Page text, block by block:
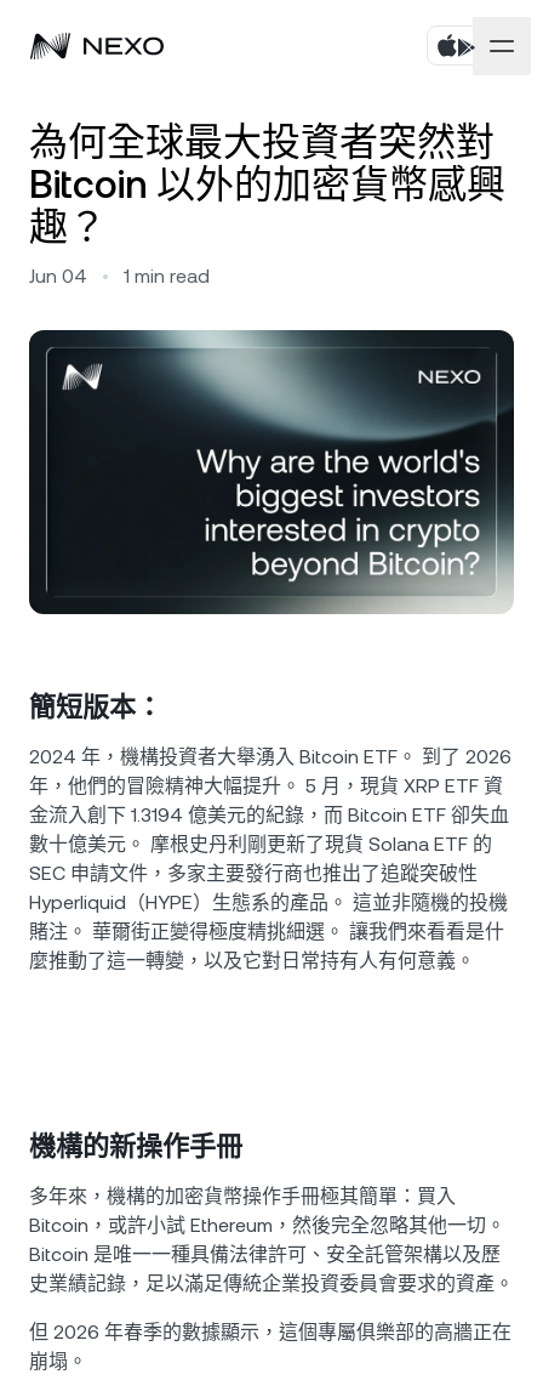
購買資產
彈性儲蓄
Dual Investment
合約
私人客戶
會員計劃
商務
White Label
過去 24 小時市場上漲 1.14%
0.81%
ETH 0.34%
NEXO 0.20%
Tether USDT 0.01%
Polkadot DOT 2.56%
XRP XRP 1.01%
Solana SOL 0.44%
EURC EURC 0.23%
關於
財富學院
本地化
為何全球最大投資者突然對
Bitcoin 以外的加密貨幣感興
趣？
Jun 04 • 1 min read
簡短版本：
2024 年，機構投資者大舉湧入 Bitcoin ETF。 到了 2026
年，他們的冒險精神大幅提升。 5 月，現貨 XRP ETF 資
金流入創下 1.3194 億美元的紀錄，而 Bitcoin ETF 卻失血
數十億美元。 摩根史丹利剛更新了現貨 Solana ETF 的
SEC 申請文件，多家主要發行商也推出了追蹤突破性
Hyperliquid（HYPE）生態系的產品。 這並非隨機的投機
賭注。 華爾街正變得極度精挑細選。 讓我們來看看是什
麼推動了這一轉變，以及它對日常持有人有何意義。
機構的新操作手冊
多年來，機構的加密貨幣操作手冊極其簡單：買入
Bitcoin，或許小試 Ethereum，然後完全忽略其他一切。
Bitcoin 是唯一一種具備法律許可、安全託管架構以及歷
史業績記錄，足以滿足傳統企業投資委員會要求的資產。
但 2026 年春季的數據顯示，這個專屬俱樂部的高牆正在
崩塌。